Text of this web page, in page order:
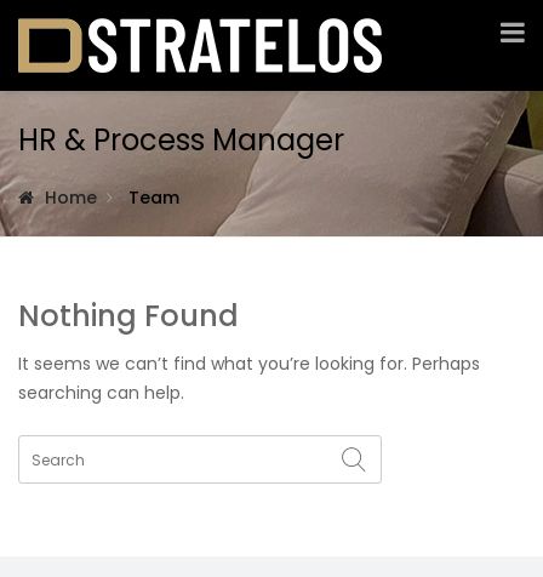
HR & Process Manager
Home Team
Nothing Found
It seems we can’t find what you’re looking for. Perhaps
searching can help.